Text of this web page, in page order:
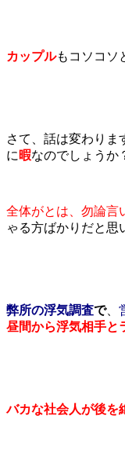
カップルもコソコソ
さて、話は変わりま
に 暇なのでしょうか
全体がとは、勿論言
ゃる方ばかりだと思
弊所の浮気調査で、
昼間から浮気相手と
バカな社会人が後を